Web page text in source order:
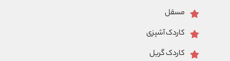
مسقل
کاردک آشپزی
کاردک گریل